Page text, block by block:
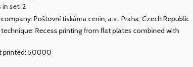
set: 2
Poštovní tiskárna cenin, a.s., Praha, Czech Republic
technique: Recess printing from flat plates combined with
printed: 50000